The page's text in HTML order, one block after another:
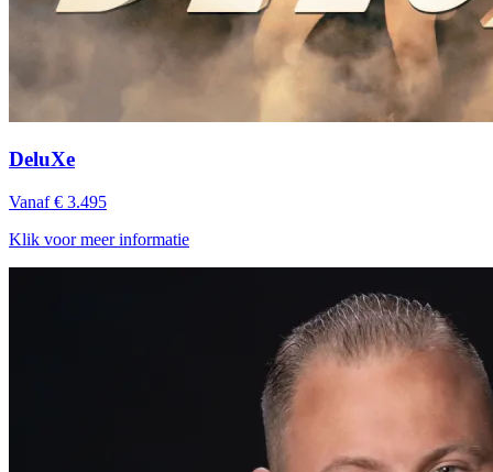
DeluXe
Vanaf € 3.495
Klik voor meer informatie